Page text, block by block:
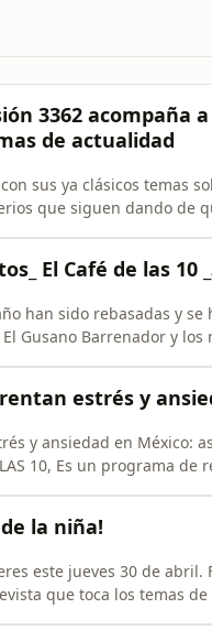
3362 acompaña
de actualidad
sus ya clásicos temas
que siguen dando de
El Café de las 10
han sido rebasadas y
Gusano Barrenador y
estrés y
y ansiedad en México:
10, Es un programa de
la niña!
este jueves 30 de
que toca los temas